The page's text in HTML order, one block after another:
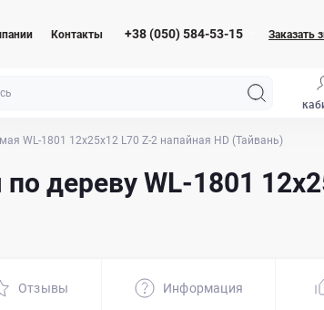
Контакты +38 (050) 584-53-15 Заказать
WL-1801 12x25x12 L70 Z-2 напайная HD (Тайвань)
дереву WL-1801
Отзывы Информация